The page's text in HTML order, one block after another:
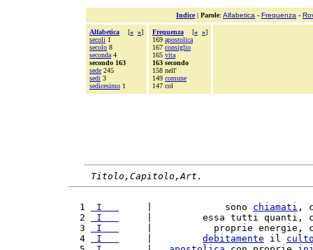
Indice| Parole: Alfabetica - Frequenza -
Alfabetica [« »]
secoli 1
secolo 8
seconda 4
secondo 163
sede 245
sedi 3
sedicesimo 1
Frequenza [« »]
169 apostolica
167 consiglio
165 vita
163 secondo
158 nell'
149 comune
147 col
Titolo,Capitolo,Art.
  1
I
     |             sono
chiamati ,
  2
I
|         essa tutti quanti,
  3
I
|           proprie energie,
  4
I debitamente il